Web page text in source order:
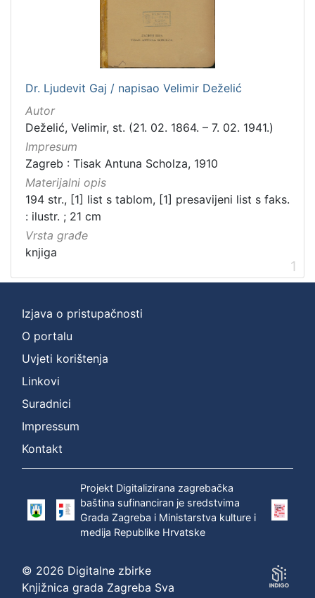
Dr. Ljudevit Gaj / napisao Velimir Deželić
Autor
Deželić, Velimir, st. (21. 02. 1864. – 7. 02. 1941.)
Impresum
Zagreb : Tisak Antuna Scholza, 1910
Materijalni opis
194 str., [1] list s tablom, [1] presavijeni list s faks.
: ilustr. ; 21 cm
Vrsta građe
knjiga
1
Izjava o pristupačnosti
O portalu
Uvjeti korištenja
Linkovi
Suradnici
Impressum
Kontakt
Projekt Digitalizirana zagrebačka
baština sufinanciran je sredstvima
Grada Zagreba i Ministarstva kulture i
medija Republike Hrvatske
© 2026 Digitalne zbirke
Knjižnica grada Zagreba Sva